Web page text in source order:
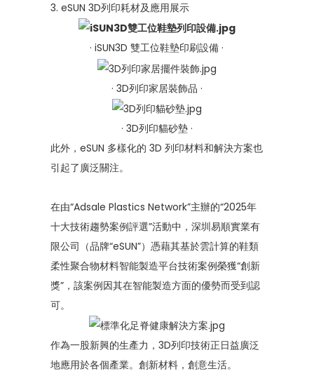
3. eSUN 3D列印耗材及應用展示
· iSUN3D 雙工位鞋墊印刷設備 ·
· 3D列印家居裝飾品 ·
· 3D列印貓砂墊 ·
此外，eSUN 多樣化的 3D 列印材料和解決方案也
引起了廣泛關注。
在由“Adsale Plastics Network”主辦的“2025年
十大技術趨勢案例評選”活動中，深圳易順實業有
限公司（品牌“eSUN”）憑藉其基於雲計算的鞋類
柔性聚合物材料智能製造平台技術案例榮獲“創新
獎”，該案例因其在智能製造方面的優勢而受到認
可。
作為一股新興的生產力，3D列印技術正日益廣泛
地應用於各個產業。創新材料，創意生活。